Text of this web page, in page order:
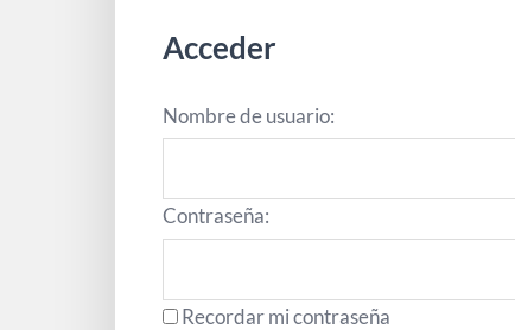
Acceder
Nombre de usuario:
Contraseña:
Recordar mi contraseña